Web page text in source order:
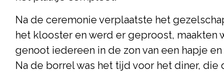
Na de ceremonie verplaatste het
het klooster en werd er geproost, maakten
genoot iedereen in de zon van een hapje
Na de borrel was het tijd voor het diner, die